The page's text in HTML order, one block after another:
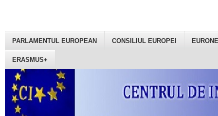
PARLAMENTUL EUROPEAN CONSILIUL EUROPEI
ERASMUS+